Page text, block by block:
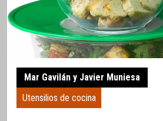
Mar Gavilán y Javier Muniesa
Utensilios de cocina